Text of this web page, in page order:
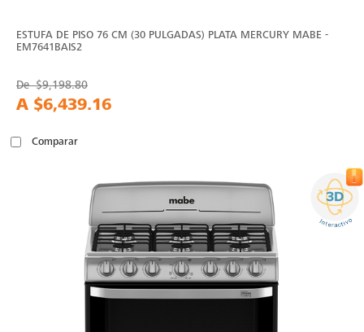
ESTUFA DE PISO 76 CM (30 PULGADAS) PLATA MERCURY MABE -
EM7641BAIS2
De$9,198.80
A $6,439.16
Comparar